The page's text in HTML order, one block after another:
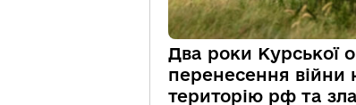
Два роки Курської
перенесення війни
територію рф та